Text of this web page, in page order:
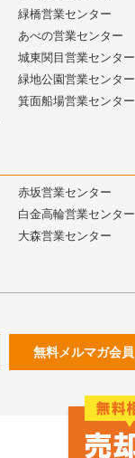
緑橋営業センター
あべの営業センター
城東関目営業センター
緑地公園営業センター
箕面船場営業センター
赤坂営業センター
白金高輪営業センター
大森営業センター
無料メルマガ会員